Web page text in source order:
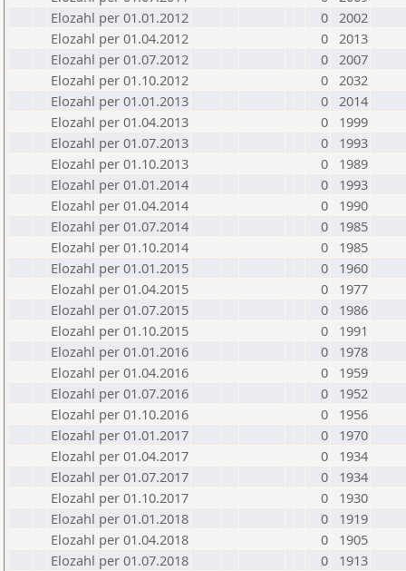
Elozahl per 01.01.2012
0 2002
Elozahl per 01.04.2012
0 2013
Elozahl per 01.07.2012
0 2007
Elozahl per 01.10.2012
0 2032
Elozahl per 01.01.2013
0 2014
Elozahl per 01.04.2013
0
1999
Elozahl per 01.07.2013
0
1993
Elozahl per 01.10.2013
0
1989
Elozahl per 01.01.2014
0
1993
Elozahl per 01.04.2014
0
1990
Elozahl per 01.07.2014
0
1985
Elozahl per 01.10.2014
0
1985
Elozahl per 01.01.2015
0
1960
Elozahl per 01.04.2015
0
1977
Elozahl per 01.07.2015
0
1986
Elozahl per 01.10.2015
0
1991
Elozahl per 01.01.2016
0
1978
Elozahl per 01.04.2016
0
1959
Elozahl per 01.07.2016
0
1952
Elozahl per 01.10.2016
0
1956
Elozahl per 01.01.2017
0
1970
Elozahl per 01.04.2017
0
1934
Elozahl per 01.07.2017
0
1934
Elozahl per 01.10.2017
0
1930
Elozahl per 01.01.2018
0
1919
Elozahl per 01.04.2018
0
1905
Elozahl per 01.07.2018
0
1913